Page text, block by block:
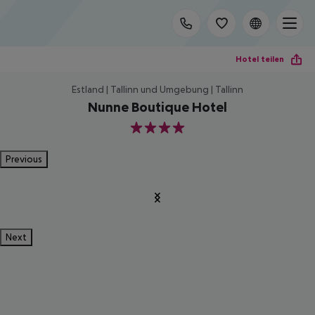
Hotel teilen
Estland | Tallinn und Umgebung | Tallinn
Nunne Boutique Hotel
4
Previous
Next